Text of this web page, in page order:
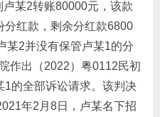
某2转账80000元，该款
分红款，剩余分红款6800
某2并没有保管卢某1的分
作出（2022）粤0112民初
1的全部诉讼请求。该判决
年2月8日，卢某名下招